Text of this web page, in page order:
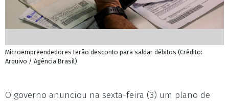
Microempreendedores terão desconto para saldar débitos (Crédito:
Arquivo / Agência Brasil)
O governo anunciou na sexta-feira (3) um plano de